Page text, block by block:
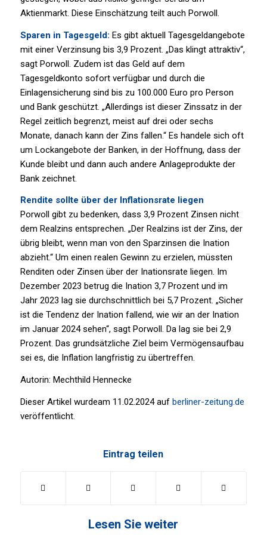
Aktienmarkt. Diese Einschätzung teilt auch Porwoll.
Sparen in Tagesgeld: Es gibt aktuell Tagesgeldangebote
mit einer Verzinsung bis 3,9 Prozent. „Das klingt attraktiv“,
sagt Porwoll. Zudem ist das Geld auf dem
Tagesgeldkonto sofort verfügbar und durch die
Einlagensicherung sind bis zu 100.000 Euro pro Person
und Bank geschützt. „Allerdings ist dieser Zinssatz in der
Regel zeitlich begrenzt, meist auf drei oder sechs
Monate, danach kann der Zins fallen.“ Es handele sich oft
um Lockangebote der Banken, in der Hoffnung, dass der
Kunde bleibt und dann auch andere Anlageprodukte der
Bank zeichnet.
Rendite sollte über der Inflationsrate liegen
Porwoll gibt zu bedenken, dass 3,9 Prozent Zinsen nicht
dem Realzins entsprechen. „Der Realzins ist der Zins, der
übrig bleibt, wenn man von den Sparzinsen die Ination
abzieht.“ Um einen realen Gewinn zu erzielen, müssten
Renditen oder Zinsen über der Inationsrate liegen. Im
Dezember 2023 betrug die Ination 3,7 Prozent und im
Jahr 2023 lag sie durchschnittlich bei 5,7 Prozent. „Sicher
ist die Tendenz der Ination fallend, wie wir an der Ination
im Januar 2024 sehen“, sagt Porwoll. Da lag sie bei 2,9
Prozent. Das grundsätzliche Ziel beim Vermögensaufbau
sei es, die Inflation langfristig zu übertreffen.
Autorin: Mechthild Hennecke
Dieser Artikel wurdeam 11.02.2024 auf berliner-zeitung.de
veröffentlicht.
Eintrag teilen
Lesen Sie weiter